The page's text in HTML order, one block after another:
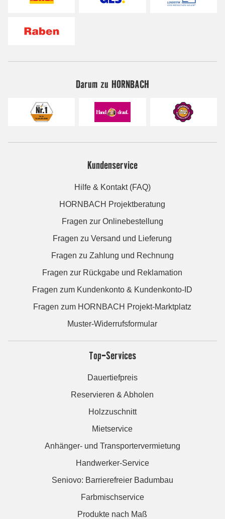
Darum zu HORNBACH
Kundenservice
Hilfe & Kontakt (FAQ)
HORNBACH Projektberatung
Fragen zur Onlinebestellung
Fragen zu Versand und Lieferung
Fragen zu Zahlung und Rechnung
Fragen zur Rückgabe und Reklamation
Fragen zum Kundenkonto & Kundenkonto-ID
Fragen zum HORNBACH Projekt-Marktplatz
Muster-Widerrufsformular
Top-Services
Dauertiefpreis
Reservieren & Abholen
Holzzuschnitt
Mietservice
Anhänger- und Transportervermietung
Handwerker-Service
Seniovo: Barrierefreier Badumbau
Farbmischservice
Produkte nach Maß